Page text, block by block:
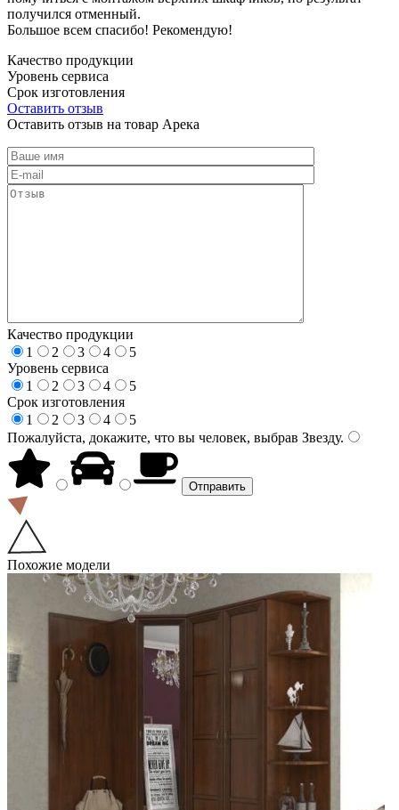
получился отменный.
Большое всем спасибо! Рекомендую!
Качество продукции
Уровень сервиса
Срок изготовления
Оставить отзыв
Оставить отзыв на товар Арека
Качество продукции
1
2 3 4
5
Уровень сервиса
1
2 3 4
5
Срок изготовления
1
2 3 4
5
Пожалуйста, докажите, что вы человек, выбрав Звезду.
Похожие модели